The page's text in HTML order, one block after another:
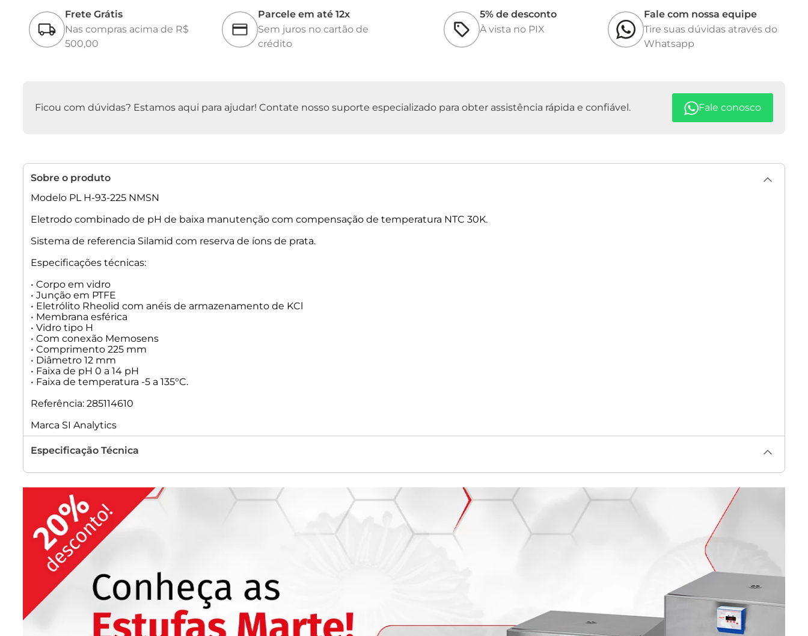
Frete Grátis
Nas compras acima de R$
500,00
Parcele em até 12x
Sem juros no cartão de
crédito
5% de desconto
À vista no PIX
Fale com nossa equipe
Tire suas dúvidas através do
Whatsapp
Ficou com dúvidas? Estamos aqui para ajudar! Contate nosso suporte especializado para obter assistência rápida e confiável. Fale conosco
Sobre o produto
Modelo PL H-93-225 NMSN
Eletrodo combinado de pH de baixa manutenção com compensação de temperatura NTC 30K.
Sistema de referencia Silamid com reserva de íons de prata.
Especificações técnicas:
• Corpo em vidro
• Junção em PTFE
• Eletrólito Rheolid com anéis de armazenamento de KCl
• Membrana esférica
• Vidro tipo H
• Com conexão Memosens
• Comprimento 225 mm
• Diâmetro 12 mm
• Faixa de pH 0 a 14 pH
• Faixa de temperatura -5 a 135°C.
Referência: 285114610
Marca SI Analytics
Especificação Técnica